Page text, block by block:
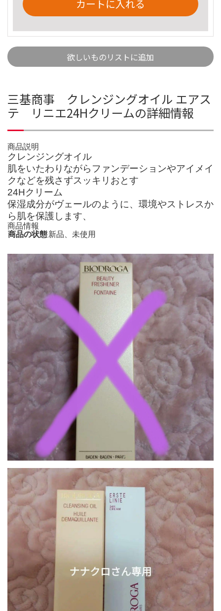
カートに入れる
欲しいものリストに追加
三基商事 クレンジングオイル エアス
テ リニエ24Hクリームの詳細情報
商品説明
クレンジングオイル
肌をいたわりながらファンデーションやアイメイ
クなどを残さずスッキリおとす
24Hクリーム
保湿成分がヴェールのように、環境やストレスか
ら肌を保護します、
商品情報
商品の状態新品、未使用